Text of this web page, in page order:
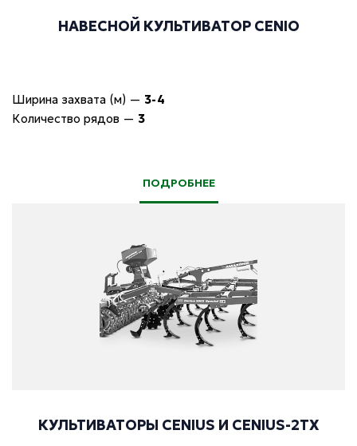
НАВЕСНОЙ КУЛЬТИВАТОР CENIO
Ширина захвата (м) — 3-4
Количество рядов — 3
ПОДРОБНЕЕ
КУЛЬТИВАТОРЫ CENIUS И CENIUS-2TX